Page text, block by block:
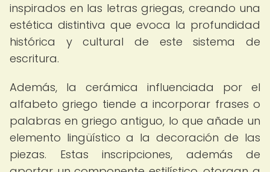
inspirados en las letras griegas, creando una
estética distintiva que evoca la profundidad
histórica y cultural de este sistema de
escritura.
Además, la cerámica influenciada por el
alfabeto griego tiende a incorporar frases o
palabras en griego antiguo, lo que añade un
elemento lingüístico a la decoración de las
piezas. Estas inscripciones, además de